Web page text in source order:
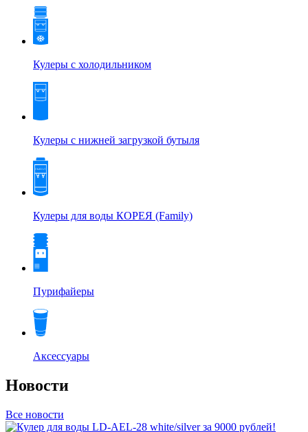
Кулеры с холодильником
Кулеры с нижней загрузкой бутыля
Кулеры для воды КОРЕЯ (Family)
Пурифайеры
Аксессуары
Новости
Все новости